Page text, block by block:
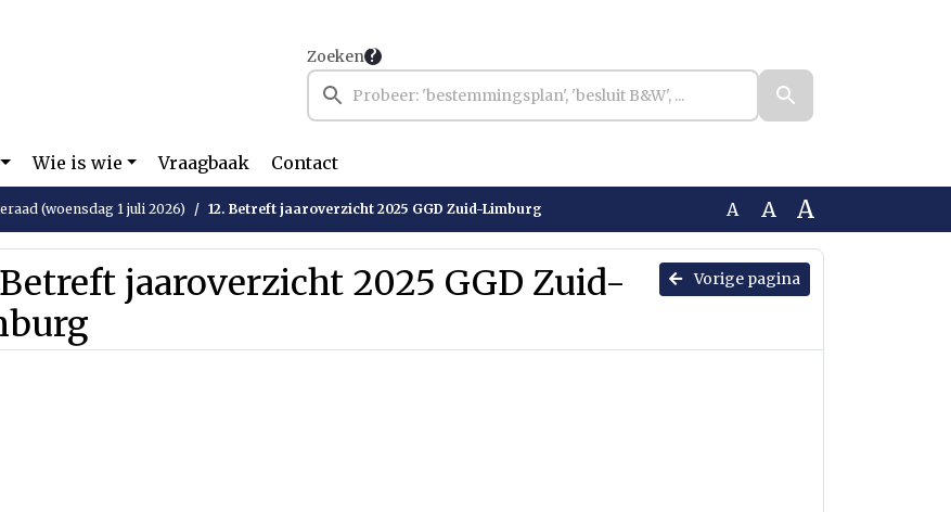
Zoeken
Wie is wie Vraagbaak Contact
(woensdag 1 juli 2026) 12. Betreft jaaroverzicht 2025 GGD Zuid-Limburg A A A
Vorige pagina
jaaroverzicht 2025 GGD Zuid-